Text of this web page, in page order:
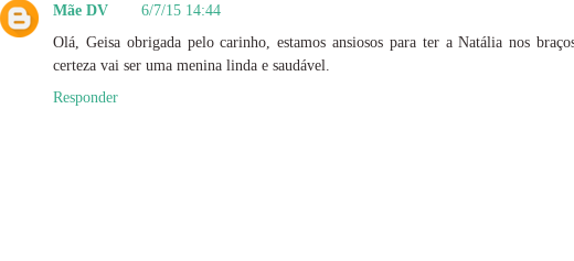
Mãe DV
6/7/15 14:44
Olá, Geisa obrigada pelo carinho, estamos ansiosos para ter a Natália nos
certeza vai ser uma menina linda e saudável.
Responder